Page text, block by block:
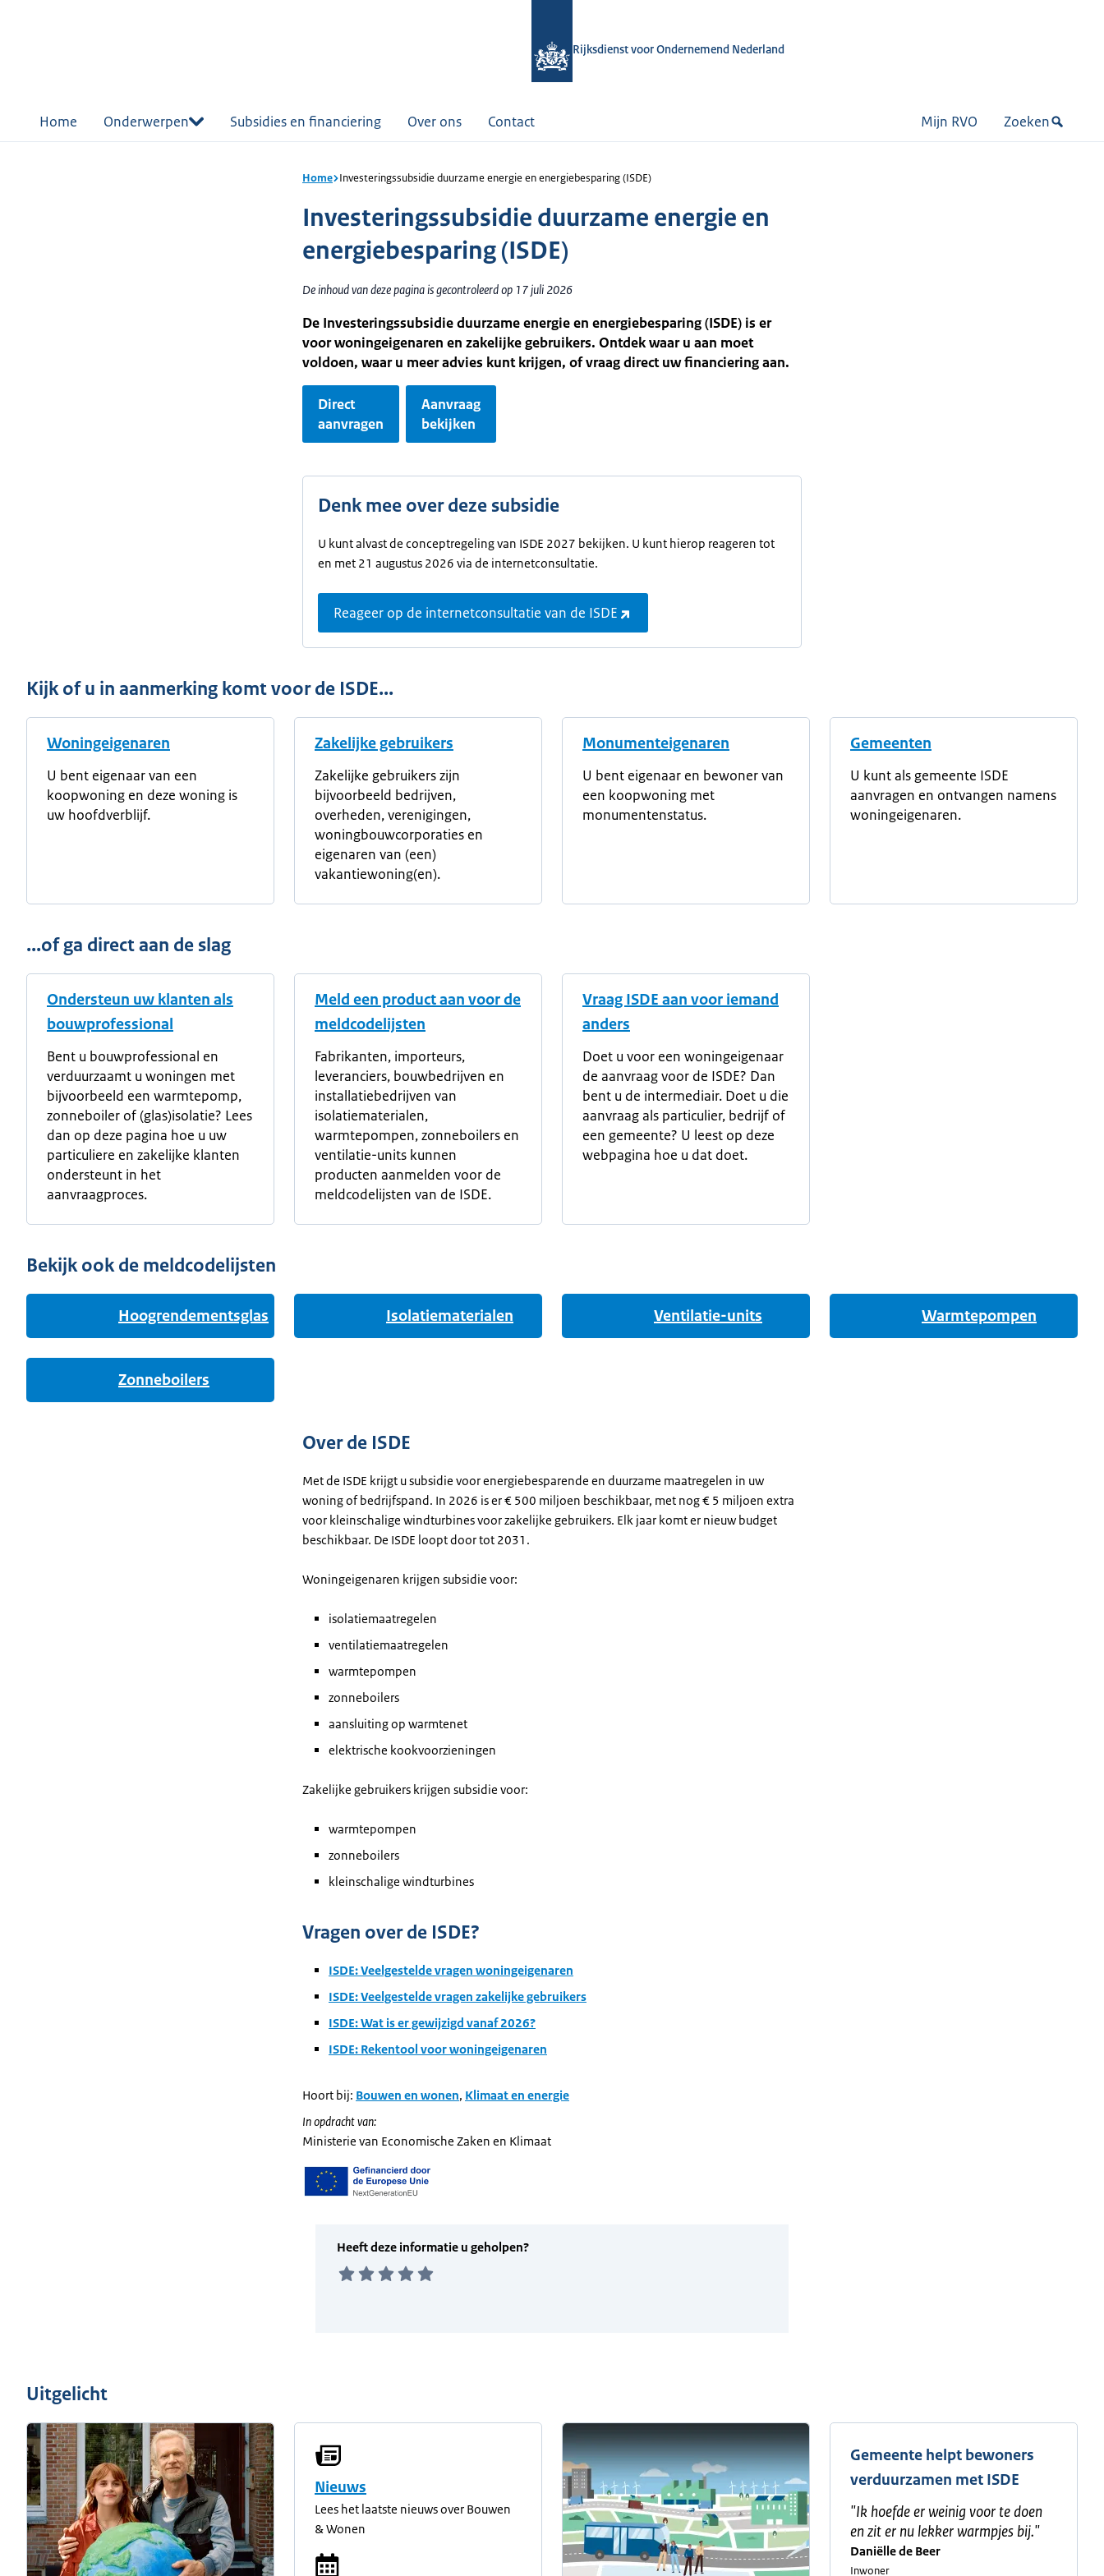
Rijksdienst voor Ondernemend Nederland
Home Onderwerpen Subsidies en financiering Over ons Contact Mijn RVO Zoeken
Home Investeringssubsidie duurzame energie en energiebesparing (ISDE)
Investeringssubsidie duurzame energie en
energiebesparing (ISDE)
De inhoud van deze pagina is gecontroleerd op 17 juli 2026
De Investeringssubsidie duurzame energie en energiebesparing (ISDE) is er
voor woningeigenaren en zakelijke gebruikers. Ontdek waar u aan moet
voldoen, waar u meer advies kunt krijgen, of vraag direct uw financiering aan.
Direct
aanvragen
Aanvraag
bekijken
Denk mee over deze subsidie
U kunt alvast de conceptregeling van ISDE 2027 bekijken. U kunt hierop reageren tot
en met 21 augustus 2026 via de internetconsultatie.
Reageer op de internetconsultatie van de ISDE
Kijk of u in aanmerking komt voor de ISDE...
Woningeigenaren
U bent eigenaar van een
koopwoning en deze woning is
uw hoofdverblijf.
Zakelijke gebruikers
Zakelijke gebruikers zijn
bijvoorbeeld bedrijven,
overheden, verenigingen,
woningbouwcorporaties en
eigenaren van (een)
vakantiewoning(en).
Monumenteigenaren
U bent eigenaar en bewoner van
een koopwoning met
monumentenstatus.
Gemeenten
U kunt als gemeente ISDE
aanvragen en ontvangen namens
woningeigenaren.
...of ga direct aan de slag
Ondersteun uw klanten als
bouwprofessional
Bent u bouwprofessional en
verduurzaamt u woningen met
bijvoorbeeld een warmtepomp,
zonneboiler of (glas)isolatie? Lees
dan op deze pagina hoe u uw
particuliere en zakelijke klanten
ondersteunt in het
aanvraagproces.
Meld een product aan voor de
meldcodelijsten
Fabrikanten, importeurs,
leveranciers, bouwbedrijven en
installatiebedrijven van
isolatiematerialen,
warmtepompen, zonneboilers en
ventilatie-units kunnen
producten aanmelden voor de
meldcodelijsten van de ISDE.
Vraag ISDE aan voor iemand
anders
Doet u voor een woningeigenaar
de aanvraag voor de ISDE? Dan
bent u de intermediair. Doet u die
aanvraag als particulier, bedrijf of
een gemeente? U leest op deze
webpagina hoe u dat doet.
Bekijk ook de meldcodelijsten
Hoogrendementsglas Isolatiematerialen Ventilatie-units Warmtepompen
Zonneboilers
Over de ISDE
Met de ISDE krijgt u subsidie voor energiebesparende en duurzame maatregelen in uw
woning of bedrijfspand. In 2026 is er € 500 miljoen beschikbaar, met nog € 5 miljoen extra
voor kleinschalige windturbines voor zakelijke gebruikers. Elk jaar komt er nieuw budget
beschikbaar. De ISDE loopt door tot 2031.
Woningeigenaren krijgen subsidie voor:
isolatiemaatregelen
ventilatiemaatregelen
warmtepompen
zonneboilers
aansluiting op warmtenet
elektrische kookvoorzieningen
Zakelijke gebruikers krijgen subsidie voor:
warmtepompen
zonneboilers
kleinschalige windturbines
Vragen over de ISDE?
ISDE: Veelgestelde vragen woningeigenaren
ISDE: Veelgestelde vragen zakelijke gebruikers
ISDE: Wat is er gewijzigd vanaf 2026?
ISDE: Rekentool voor woningeigenaren
Hoort bij: Bouwen en wonen, Klimaat en energie
In opdracht van:
Ministerie van Economische Zaken en Klimaat
Uitgelicht
Nieuws
Lees het laatste nieuws over Bouwen
& Wonen
Gemeente helpt bewoners
verduurzamen met ISDE
"Ik hoefde er weinig voor te doen
en zit er nu lekker warmpjes bij."
Daniëlle de Beer
Inwoner